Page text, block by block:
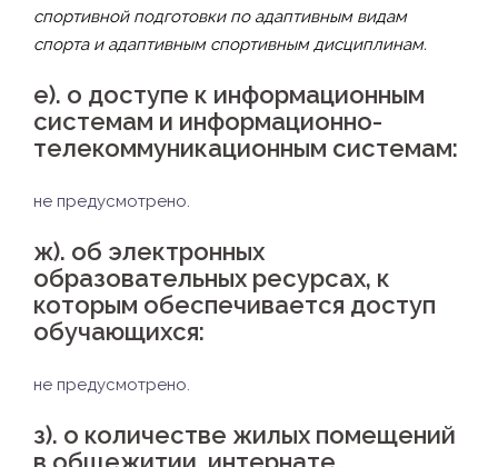
спортивной подготовки по адаптивным видам
спорта и адаптивным спортивным дисциплинам.
е). о доступе к информационным
системам и информационно-
телекоммуникационным системам:
не предусмотрено.
ж). об электронных
образовательных ресурсах, к
которым обеспечивается доступ
обучающихся:
не предусмотрено.
з). о количестве жилых помещений